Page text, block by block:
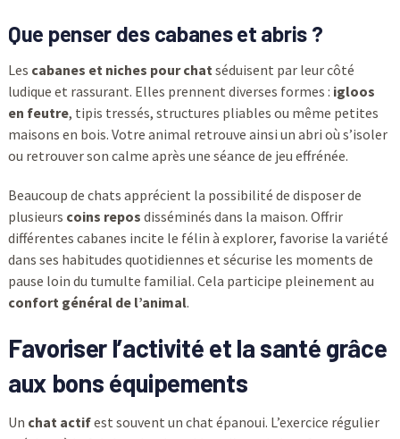
Que penser des cabanes et abris ?
Les cabanes et niches pour chatséduisent par leur côté
ludique et rassurant. Elles prennent diverses formes : igloos
en feutre, tipis tressés, structures pliables ou même petites
maisons en bois. Votre animal retrouve ainsi un abri où s’isoler
ou retrouver son calme après une séance de jeu effrénée.
Beaucoup de chats apprécient la possibilité de disposer de
plusieurs coins repos disséminés dans la maison. Offrir
différentes cabanes incite le félin à explorer, favorise la variété
dans ses habitudes quotidiennes et sécurise les moments de
pause loin du tumulte familial. Cela participe pleinement au
confort général de l’animal.
Favoriser l’activité et la santé grâce
aux bons équipements
Un chat actifest souvent un chat épanoui. L’exercice régulier